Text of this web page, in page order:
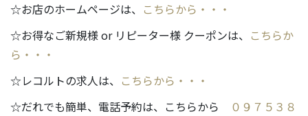
☆お店のホームページは、 こちらから・・・
☆お得なご新規様 or リピーター様 クーポンは、 こちらか
ら・・・
☆レコルトの求人は、 こちらから・・・
☆だれでも簡単、電話予約は、こちらから
０９７５３８